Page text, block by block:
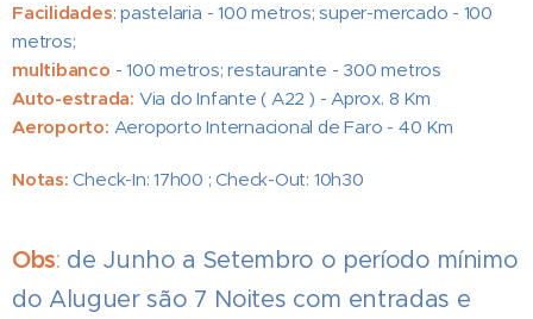
Facilidades: pastelaria - 100 metros; super-mercado - 100
metros;
multibanco - 100 metros; restaurante - 300 metros
Auto-estrada: Via do Infante ( A22 ) - Aprox. 8 Km
Aeroporto: Aeroporto Internacional de Faro - 40 Km
Notas: Check-In: 17h00 ; Check-Out: 10h30
Obs: de Junho a Setembro o período mínimo
do Aluguer são 7 Noites com entradas e